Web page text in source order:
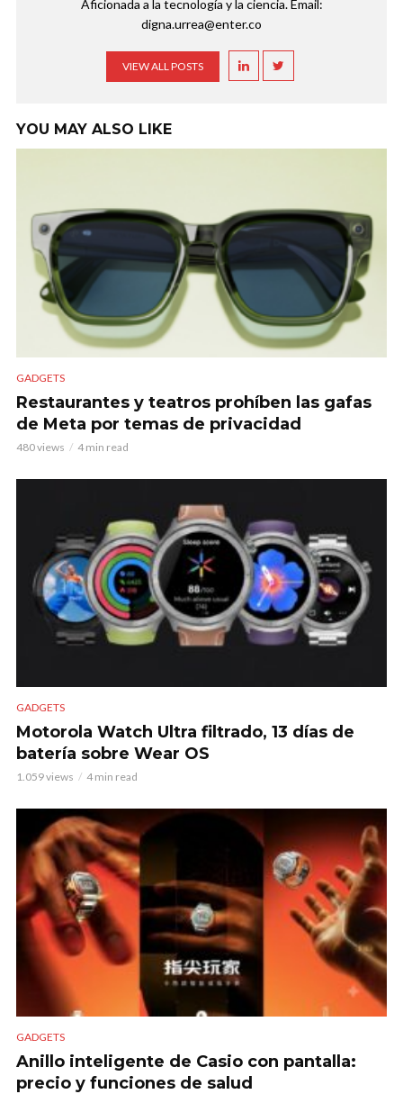
Aficionada a la tecnología y la ciencia. Email:
digna.urrea@enter.co
VIEW ALL POSTS
YOU MAY ALSO LIKE
GADGETS
Restaurantes y teatros prohíben las gafas
de Meta por temas de privacidad
480 views 4 min read
GADGETS
Motorola Watch Ultra filtrado, 13 días de
batería sobre Wear OS
1.059 views 4 min read
GADGETS
Anillo inteligente de Casio con pantalla:
precio y funciones de salud